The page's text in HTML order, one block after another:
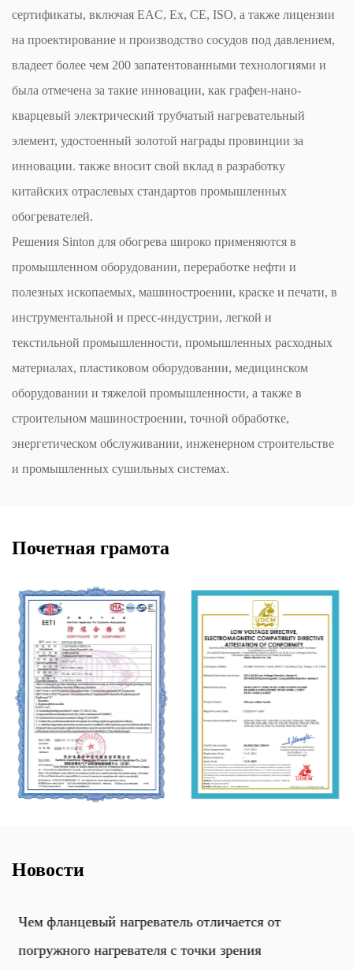
сертификаты, включая EAC, Ex, CE, ISO, а также лицензии
на проектирование и производство сосудов под давлением,
владеет более чем 200 запатентованными технологиями и
была отмечена за такие инновации, как графен-нано-
кварцевый электрический трубчатый нагревательный
элемент, удостоенный золотой награды провинции за
инновации. также вносит свой вклад в разработку
китайских отраслевых стандартов промышленных
обогревателей.
Решения Sinton для обогрева широко применяются в
промышленном оборудовании, переработке нефти и
полезных ископаемых, машиностроении, краске и печати, в
инструментальной и пресс-индустрии, легкой и
текстильной промышленности, промышленных расходных
материалах, пластиковом оборудовании, медицинском
оборудовании и тяжелой промышленности, а также в
строительном машиностроении, точной обработке,
энергетическом обслуживании, инженерном строительстве
и промышленных сушильных системах.
Почетная грамота
Новости
Чем фланцевый нагреватель отличается от
погружного нагревателя с точки зрения